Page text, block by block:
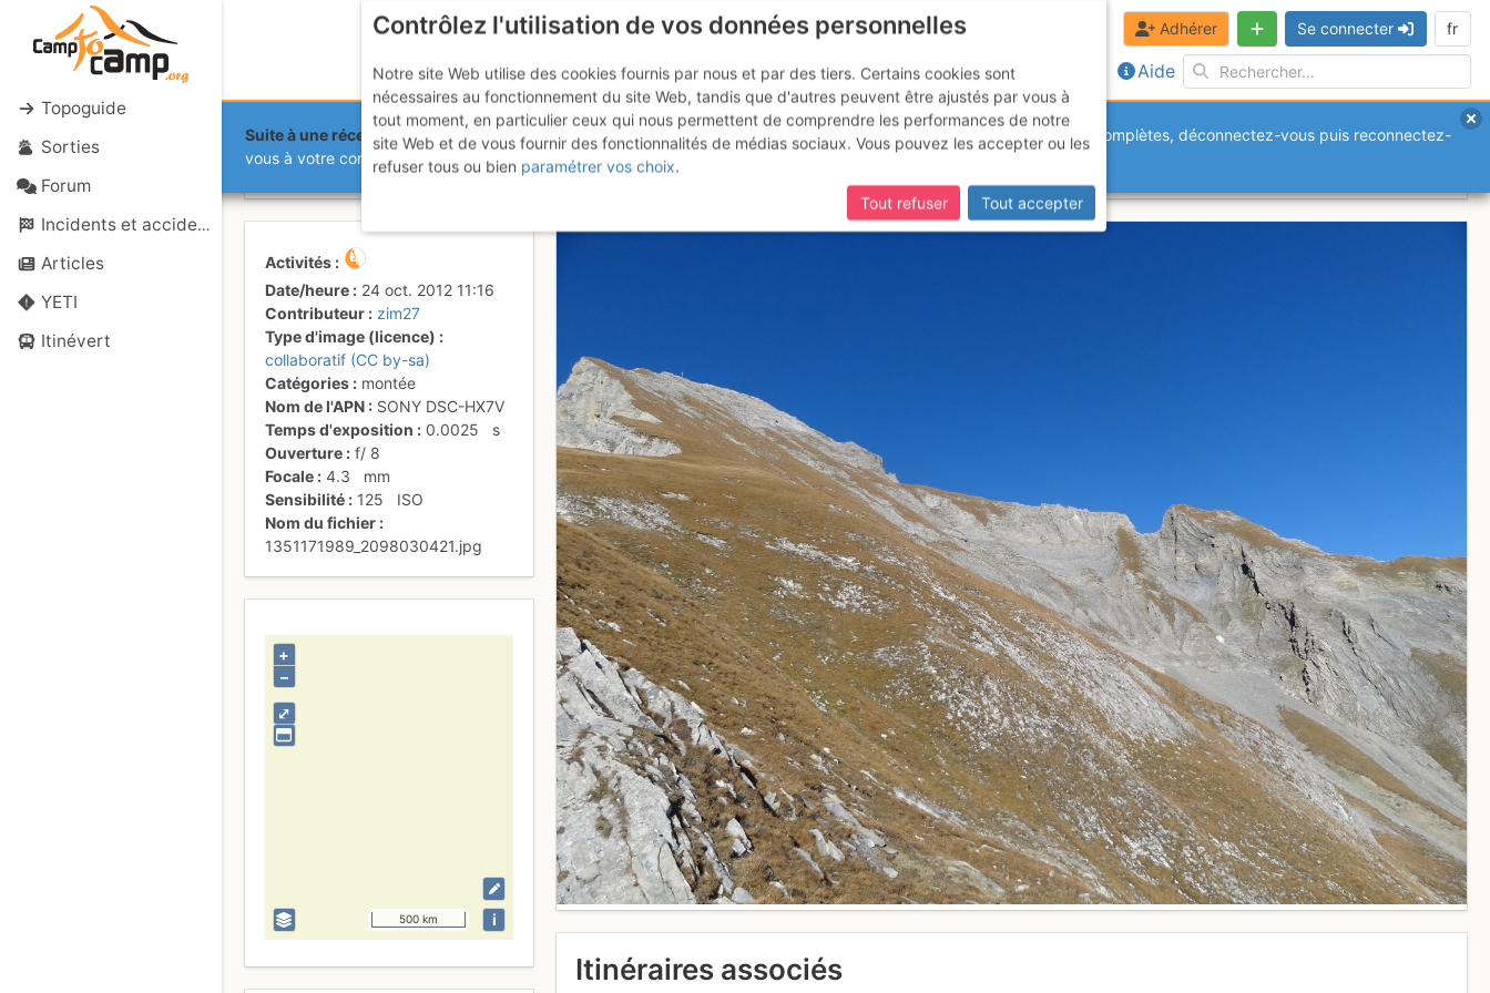
Topoguide
Sorties
Forum
Incidents et accidents
Articles
YETI
Itinévert
Aide
Adhérer Se connecter fr
Suite à une récente et importante mise à jour du site,si certaines pages ne sont plus accessibles, manquantes ou incomplètes, déconnectez-vous puis reconnectez-
vous à votre compte sur le site.
Face est du Chavalard, dernière partie
Activités
Date/heure
24 oct. 2012 11:16
Contributeur
zim27
Type d'image (licence)
collaboratif (CC by-sa)
Catégories
montée
Nom de l'APN
SONY DSC-HX7V
Temps d'exposition
0.0025
s
Ouverture
f/8
Focale
4.3
mm
Sensibilité
125
ISO
Nom du fichier
1351171989_2098030421.jpg
⤢
+
–
500 km i
Itinéraires associés
Contrôlez l'utilisation de vos données personnelles
Notre site Web utilise des cookies fournis par nous et par des tiers. Certains cookies sont
nécessaires au fonctionnement du site Web, tandis que d'autres peuvent être ajustés par vous à
tout moment, en particulier ceux qui nous permettent de comprendre les performances de notre
site Web et de vous fournir des fonctionnalités de médias sociaux. Vous pouvez les accepter ou les
refuser tous ou bien paramétrer vos choix.
Tout refuser
Tout accepter